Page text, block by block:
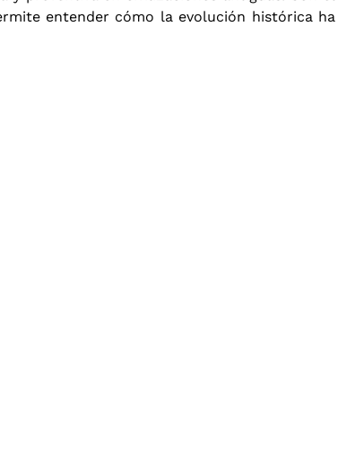
entender cómo la evolución histórica ha